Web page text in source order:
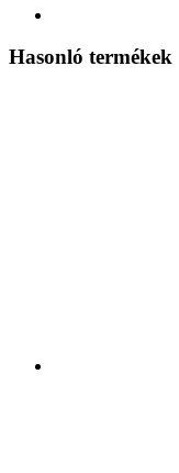
Hasonló termékek